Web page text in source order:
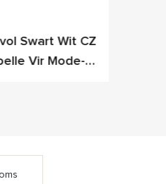
Swart Wit CZ
Vir Mode-